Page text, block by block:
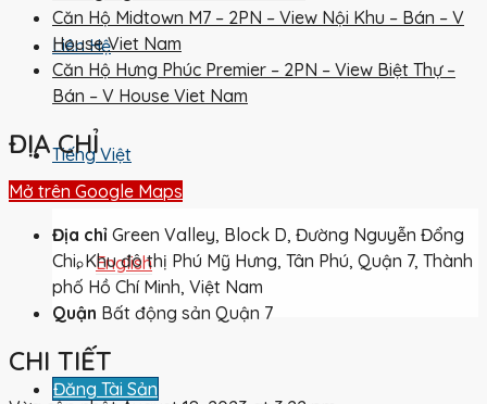
Liên Hệ
Tiếng Việt
English
Đăng Tài Sản
Căn Hộ Midtown M7 – 2PN – View Nội Khu – Bán – V
House Viet Nam
Căn Hộ Hưng Phúc Premier – 2PN – View Biệt Thự –
Bán – V House Viet Nam
ĐỊA CHỈ
Mở trên Google Maps
Địa chỉ Green Valley, Block D, Đường Nguyễn Đổng
Chi, Khu đô thị Phú Mỹ Hưng, Tân Phú, Quận 7, Thành
phố Hồ Chí Minh, Việt Nam
Quận Bất động sản Quận 7
CHI TIẾT